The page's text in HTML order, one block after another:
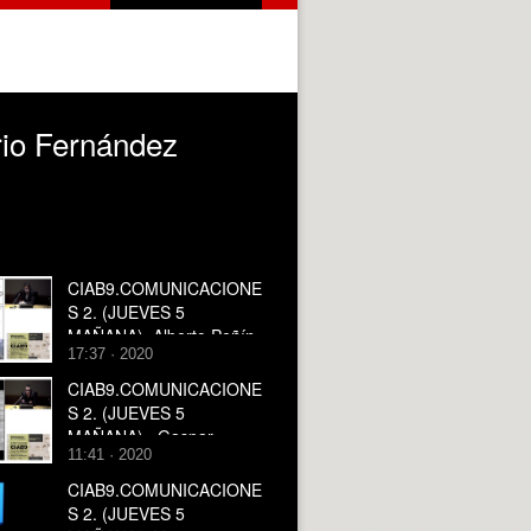
Fernández
CIAB9.COMUNICACIONE
S 2. (JUEVES 5
MAÑANA) .Alberto Peñín
Llobell.
17:37 · 2020
CIAB9.COMUNICACIONE
S 2. (JUEVES 5
MAÑANA) . Gaspar
Ferrer Soler.
11:41 · 2020
CIAB9.COMUNICACIONE
S 2. (JUEVES 5